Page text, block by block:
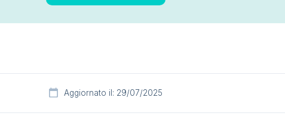
Aggiornato il: 29/07/2025